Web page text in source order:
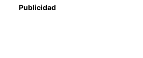
Publicidad